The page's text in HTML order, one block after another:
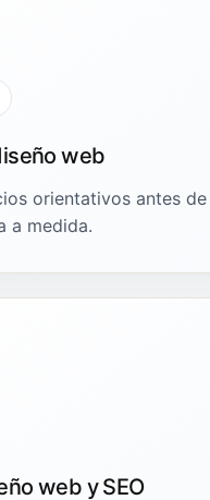
web
orientativos antes
a medida.
web y SEO